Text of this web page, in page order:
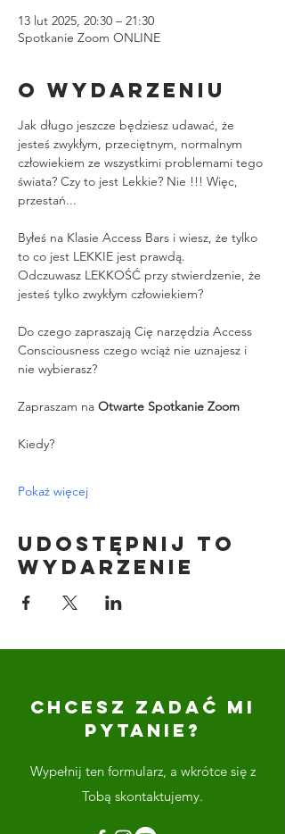
13 lut 2025, 20:30 – 21:30
Spotkanie Zoom ONLINE
O wydarzeniu
Jak długo jeszcze będziesz udawać, że
jesteś zwykłym, przeciętnym, normalnym
człowiekiem ze wszystkimi problemami tego
świata? Czy to jest Lekkie? Nie !!! Więc,
przestań...
Byłeś na Klasie Access Bars i wiesz, że tylko
to co jest LEKKIE jest prawdą.
Odczuwasz LEKKOŚĆ przy stwierdzenie, że
jesteś tylko zwykłym człowiekiem?
Do czego zapraszają Cię narzędzia Access
Consciousness czego wciąż nie uznajesz i
nie wybierasz?
Zapraszam na Otwarte Spotkanie Zoom
Kiedy?
Pokaż więcej
Udostępnij to
wydarzenie
CHCESZ ZADAĆ MI
PYTANIE?
Wypełnij ten formularz, a wkrótce się z
Tobą skontaktujemy.